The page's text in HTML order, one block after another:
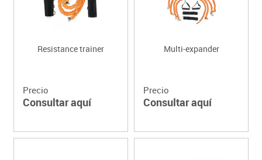
Resistance trainer
Precio
Consultar aquí
Multi-expander
Precio
Consultar aquí